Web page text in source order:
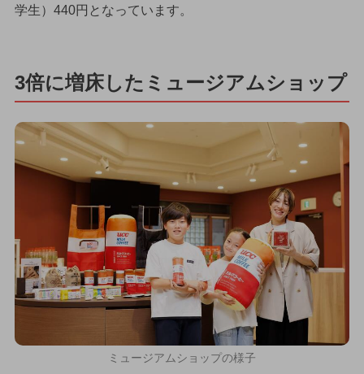
学生）440円となっています。
3倍に増床したミュージアムショップ
ミュージアムショップの様子